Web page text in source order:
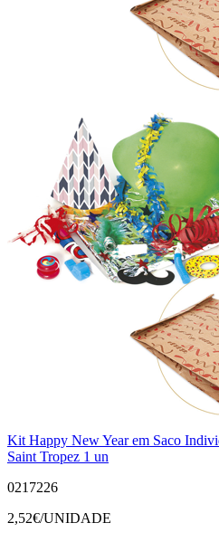
Kit Happy New Year em Saco
Saint Tropez 1 un
0217226
2,52€/UNIDADE